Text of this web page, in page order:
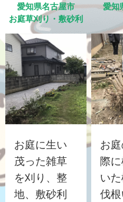
愛知県名古屋市
お庭草刈り・敷砂利
お庭に生い
茂った雑草
を刈り、整
地、敷砂利
愛知
お
際
い
伐